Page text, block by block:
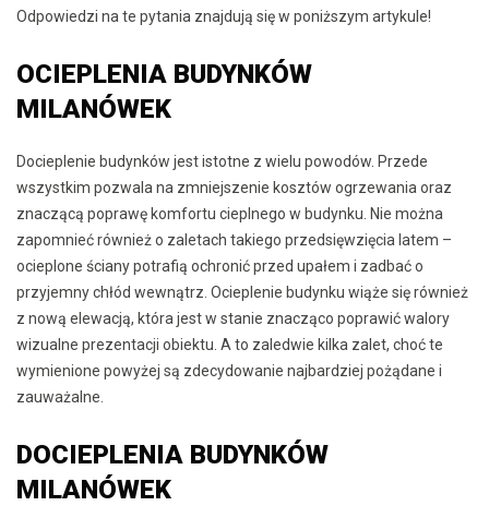
Odpowiedzi na te pytania znajdują się w poniższym artykule!
OCIEPLENIA BUDYNKÓW
MILANÓWEK
Docieplenie budynków jest istotne z wielu powodów. Przede
wszystkim pozwala na zmniejszenie kosztów ogrzewania oraz
znaczącą poprawę komfortu cieplnego w budynku. Nie można
zapomnieć również o zaletach takiego przedsięwzięcia latem –
ocieplone ściany potrafią ochronić przed upałem i zadbać o
przyjemny chłód wewnątrz. Ocieplenie budynku wiąże się również
z nową elewacją, która jest w stanie znacząco poprawić walory
wizualne prezentacji obiektu. A to zaledwie kilka zalet, choć te
wymienione powyżej są zdecydowanie najbardziej pożądane i
zauważalne.
DOCIEPLENIA BUDYNKÓW
MILANÓWEK